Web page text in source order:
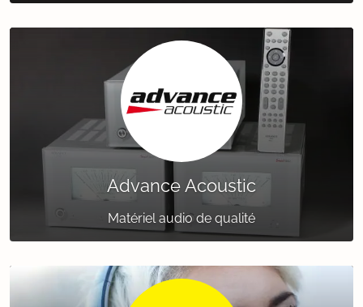
Advance Acoustic
Matériel audio de qualité